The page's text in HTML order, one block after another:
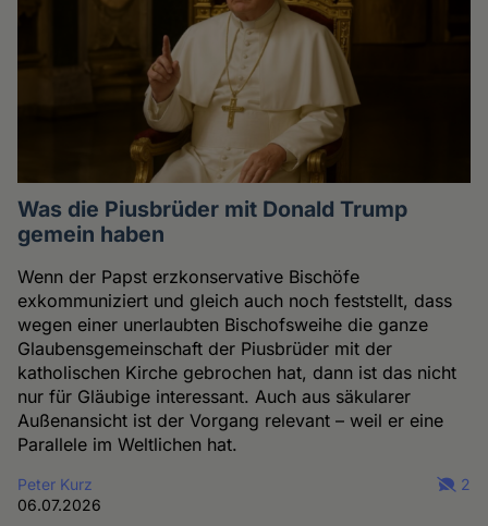
Was die Piusbrüder mit Donald Trump
gemein haben
Wenn der Papst erzkonservative Bischöfe
exkommuniziert und gleich auch noch feststellt, dass
wegen einer unerlaubten Bischofsweihe die ganze
Glaubensgemeinschaft der Piusbrüder mit der
katholischen Kirche gebrochen hat, dann ist das nicht
nur für Gläubige interessant. Auch aus säkularer
Außenansicht ist der Vorgang relevant – weil er eine
Parallele im Weltlichen hat.
Peter Kurz
06.07.2026
2